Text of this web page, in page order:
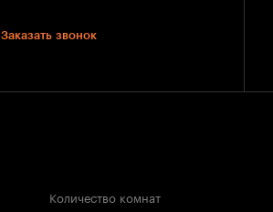
Заказать звонок
Количество комнат